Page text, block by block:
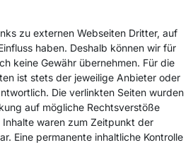
zu externen Webseiten Dritter, auf
haben. Deshalb können wir für
keine Gewähr übernehmen. Für die
ist stets der jeweilige Anbieter oder
Die verlinkten Seiten wurden
auf mögliche Rechtsverstöße
waren zum Zeitpunkt der
Eine permanente inhaltliche Kontrolle